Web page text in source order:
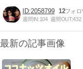
2058799 12
週間IN:104 週間OUT:432
最新の記事画像